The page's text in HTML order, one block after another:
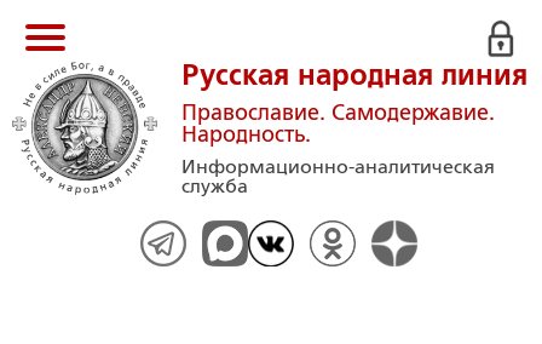
Русская народная линия
Православие. Самодержавие.
Народность.
Информационно-аналитическая
служба